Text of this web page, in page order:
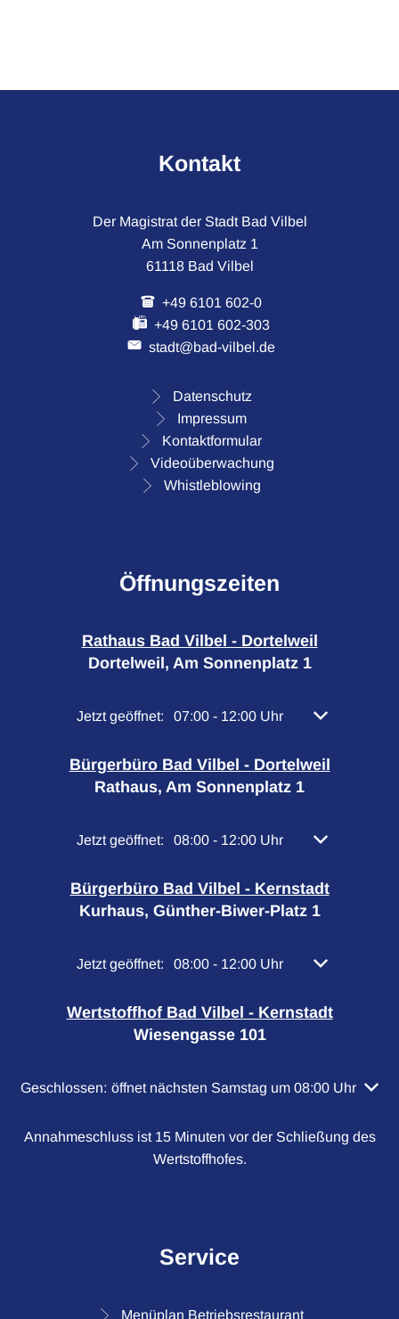
Kontakt
Der Magistrat der Stadt Bad Vilbel
Am Sonnenplatz 1
61118 Bad Vilbel
+49 6101 602-0
+49 6101 602-303
stadt@bad-vilbel.de
Datenschutz
Impressum
Kontaktformular
Videoüberwachung
Whistleblowing
Öffnungszeiten
Rathaus Bad Vilbel - Dortelweil
Dortelweil, Am Sonnenplatz 1
Klicken, um weitere Öffnungs- oder Schließzeiten
Jetzt geöffnet: 07:00 - 12:00 Uhr Von 07:00 bis
Bürgerbüro Bad Vilbel - Dortelweil
Rathaus, Am Sonnenplatz 1
Klicken, um weitere Öffnungs- oder Schließzeiten
Jetzt geöffnet: 08:00 - 12:00 Uhr Von 08:00 bis
Bürgerbüro Bad Vilbel - Kernstadt
Kurhaus, Günther-Biwer-Platz 1
Klicken, um weitere Öffnungs- oder Schließzeiten
Jetzt geöffnet: 08:00 - 12:00 Uhr Von 08:00 bis
Wertstoffhof Bad Vilbel - Kernstadt
Wiesengasse 101
Klicken, um weitere Öffnungs- oder Schließzeiten
Geschlossen: öffnet nächsten Samstag um 08:00 Uhr
Annahmeschluss ist 15 Minuten vor der Schließung des
Wertstoffhofes.
Service
Menüplan Betriebsrestaurant